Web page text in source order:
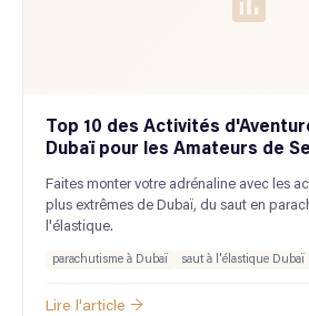
Top 10 des Activités
Dubaï pour les Amateurs de
Faites monter votre adrénaline avec les
plus extrêmes de Dubaï, du saut en
l'élastique.
parachutisme à Dubaï saut à l'élastique Dubaï
Lire l'article →